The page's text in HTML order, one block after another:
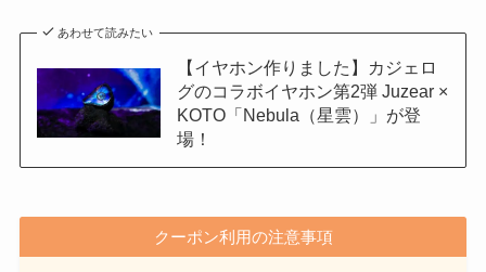
あわせて読みたい
【イヤホン作りました】カジェロ
グのコラボイヤホン第2弾 Juzear ×
KOTO「Nebula（星雲）」が登
場！
クーポン利用の注意事項